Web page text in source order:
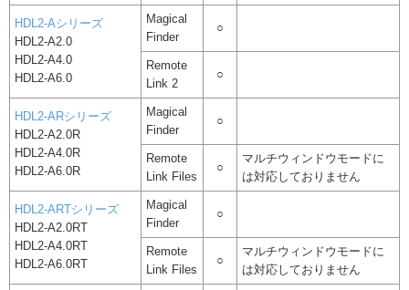
HDL2-Aシリーズ
HDL2-A2.0
HDL2-A4.0
HDL2-A6.0
Magical
Finder
○
Remote
Link 2
○
HDL2-ARシリーズ
HDL2-A2.0R
HDL2-A4.0R
HDL2-A6.0R
Magical
Finder
○
Remote
Link Files
○
マルチウィンドウモードに
は対応しておりません
HDL2-ARTシリーズ
HDL2-A2.0RT
HDL2-A4.0RT
HDL2-A6.0RT
Magical
Finder
○
Remote
Link Files
○
マルチウィンドウモードに
は対応しておりません